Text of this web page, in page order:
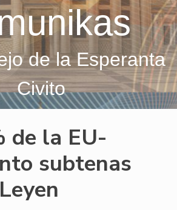
de la Esperanta
Civito
de la EU-
subtenas